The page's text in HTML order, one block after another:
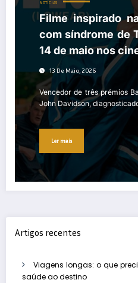
NOTÍCIAS
Filme inspirado
com síndrome de
14 de maio nos
13 De Maio, 2026
Vencedor de três prémios
John Davidson,
Ler mais
Artigos recentes
Viagens longas: o que
saúde ao destino